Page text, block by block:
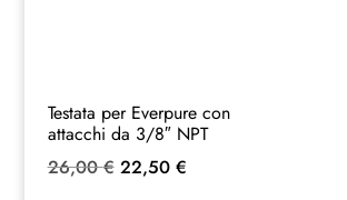
Testata per Everpure con
attacchi da 3/8″ NPT
26,00€ Il
22,50 €Il